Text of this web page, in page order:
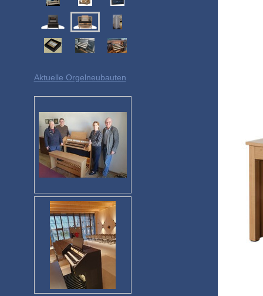
Aktuelle Orgelneubauten